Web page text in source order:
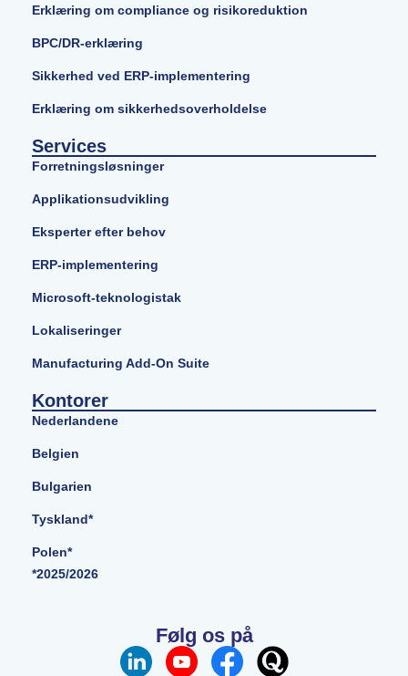
Erklæring om compliance og risikoreduktion
BPC/DR-erklæring
Sikkerhed ved ERP-implementering
Erklæring om sikkerhedsoverholdelse
Services
Forretningsløsninger
Applikationsudvikling
Eksperter efter behov
ERP-implementering
Microsoft-teknologistak
Lokaliseringer
Manufacturing Add-On Suite
Kontorer
Nederlandene
Belgien
Bulgarien
Tyskland*
Polen*
*2025/2026
Følg os på